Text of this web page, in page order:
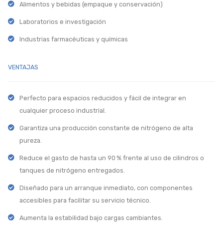
Alimentos y bebidas (empaque y conservación)
Laboratorios e investigación
Industrias farmacéuticas y químicas
VENTAJAS
Perfecto para espacios reducidos y fácil de integrar en
cualquier proceso industrial.
Garantiza una producción constante de nitrógeno de alta
pureza.
Reduce el gasto de hasta un 90 % frente al uso de cilindros o
tanques de nitrógeno entregados.
Diseñado para un arranque inmediato, con componentes
accesibles para facilitar su servicio técnico.
Aumenta la estabilidad bajo cargas cambiantes.